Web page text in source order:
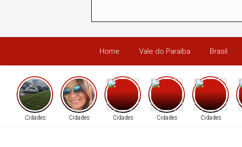
Home Vale do Paraíba Brasil
Cidades Cidades Cidades Cidades Cidades